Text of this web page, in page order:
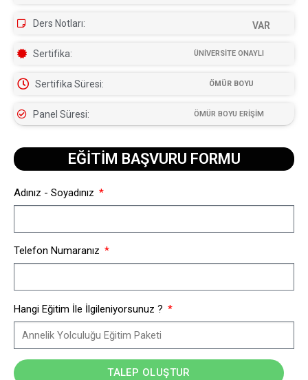
Ders Notları: VAR
Sertifika: ÜNİVERSİTE ONAYLI
Sertifika Süresi: ÖMÜR BOYU
Panel Süresi: ÖMÜR BOYU ERİŞİM
EĞİTİM BAŞVURU FORMU​
Adınız - Soyadınız
Telefon Numaranız
Hangi Eğitim İle İlgileniyorsunuz ?
TALEP OLUŞTUR